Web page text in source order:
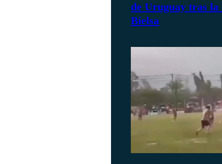
de Uruguay tras
Bielsa